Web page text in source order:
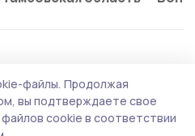
файлы. Продолжая
вы подтверждаете свое
cookie в соответствии